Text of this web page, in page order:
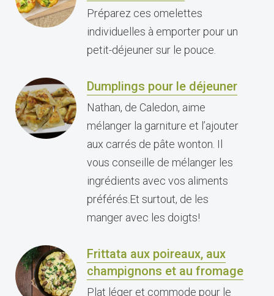
Préparez ces omelettes
individuelles à emporter pour un
petit-déjeuner sur le pouce.
Dumplings pour le déjeuner
Nathan, de Caledon, aime
mélanger la garniture et l’ajouter
aux carrés de pâte wonton. Il
vous conseille de mélanger les
ingrédients avec vos aliments
préférés.Et surtout, de les
manger avec les doigts!
Frittata aux poireaux, aux
champignons et au fromage
Plat léger et commode pour le